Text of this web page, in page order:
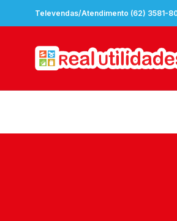
Televendas/Atendimento (62) 3581-